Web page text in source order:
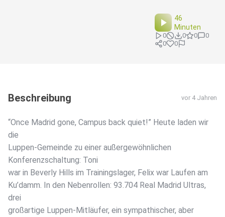
46
Minuten
0 0 0
0
0
0
Beschreibung vor 4 Jahren
“Once Madrid gone, Campus back quiet!” Heute laden wir
die
Luppen-Gemeinde zu einer außergewöhnlichen
Konferenzschaltung: Toni
war in Beverly Hills im Trainingslager, Felix war Laufen am
Ku’damm. In den Nebenrollen: 93.704 Real Madrid Ultras,
drei
großartige Luppen-Mitläufer, ein sympathischer, aber